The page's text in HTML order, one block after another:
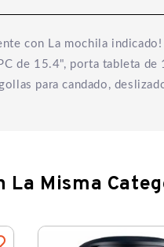
con La mochila
de 15.4", porta tableta
para candado,
La Misma